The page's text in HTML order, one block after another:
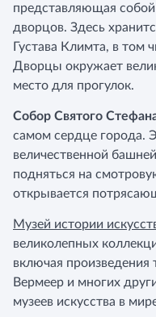
представляющая
дворцов. Здесь
Густава Климта, в том
Дворцы окружает
место для прогулок.
Собор Святого
самом сердце города.
величественной
подняться на
открывается
Музей истории
великолепных
включая произведения
Вермеер и многих
музеев искусства в